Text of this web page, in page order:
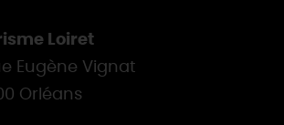
Loiret
Eugène Vignat
Orléans